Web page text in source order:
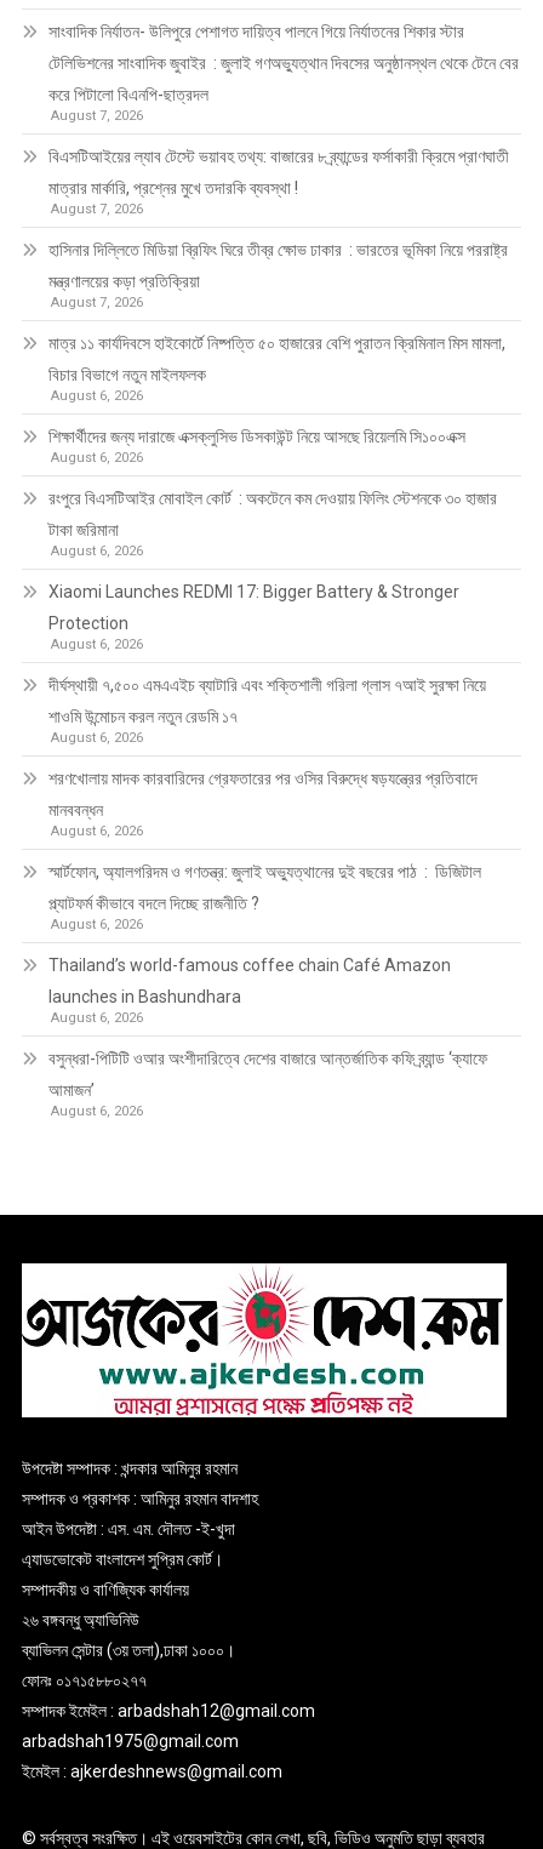
সাংবাদিক নির্যাতন- উলিপুরে পেশাগত দায়িত্ব পালনে গিয়ে নির্যাতনের শিকার স্টার
টেলিভিশনের সাংবাদিক জুবাইর : জুলাই গণঅভ্যুত্থান দিবসের অনুষ্ঠানস্থল থেকে টেনে বের
করে পিটালো বিএনপি-ছাত্রদল
August 7, 2026
বিএসটিআইয়ের ল্যাব টেস্টে ভয়াবহ তথ্য: বাজারের ৮ ব্র্যান্ডের ফর্সাকারী ক্রিমে প্রাণঘাতী
মাত্রার মার্কারি, প্রশ্নের মুখে তদারকি ব্যবস্থা !
August 7, 2026
হাসিনার দিল্লিতে মিডিয়া ব্রিফিং ঘিরে তীব্র ক্ষোভ ঢাকার : ভারতের ভূমিকা নিয়ে পররাষ্ট্র
মন্ত্রণালয়ের কড়া প্রতিক্রিয়া
August 7, 2026
মাত্র ১১ কার্যদিবসে হাইকোর্টে নিষ্পত্তি ৫০ হাজারের বেশি পুরাতন ক্রিমিনাল মিস মামলা,
বিচার বিভাগে নতুন মাইলফলক
August 6, 2026
শিক্ষার্থীদের জন্য দারাজে এক্সক্লুসিভ ডিসকাউন্ট নিয়ে আসছে রিয়েলমি সি১০০এক্স
August 6, 2026
রংপুরে বিএসটিআইর মোবাইল কোর্ট : অকটেনে কম দেওয়ায় ফিলিং স্টেশনকে ৩০ হাজার
টাকা জরিমানা
August 6, 2026
Xiaomi Launches REDMI 17: Bigger Battery & Stronger
Protection
August 6, 2026
দীর্ঘস্থায়ী ৭,৫০০ এমএএইচ ব্যাটারি এবং শক্তিশালী গরিলা গ্লাস ৭আই সুরক্ষা নিয়ে
শাওমি উন্মোচন করল নতুন রেডমি ১৭
August 6, 2026
শরণখোলায় মাদক কারবারিদের গ্রেফতারের পর ওসির বিরুদ্ধে ষড়যন্ত্রের প্রতিবাদে
মানববন্ধন
August 6, 2026
স্মার্টফোন, অ্যালগরিদম ও গণতন্ত্র: জুলাই অভ্যুত্থানের দুই বছরের পাঠ : ডিজিটাল
প্ল্যাটফর্ম কীভাবে বদলে দিচ্ছে রাজনীতি ?
August 6, 2026
Thailand’s world-famous coffee chain Café Amazon
launches in Bashundhara
August 6, 2026
বসুন্ধরা-পিটিটি ওআর অংশীদারিত্বে দেশের বাজারে আন্তর্জাতিক কফি ব্র্যান্ড ‘ক্যাফে
আমাজন’
August 6, 2026
উপদেষ্টা সম্পাদক : খন্দকার আমিনুর রহমান
সম্পাদক ও প্রকাশক : আমিনুর রহমান বাদশাহ
আইন উপদেষ্টা : এস. এম. দৌলত -ই-খুদা
এ্যাডভোকেট বাংলাদেশ সুপ্রিম কোর্ট।
সম্পাদকীয় ও বাণিজ্যিক কার্যালয়
২৬ বঙ্গবন্ধু অ্যাভিনিউ
ব্যাভিলন সেন্টার (৩য় তলা),ঢাকা ১০০০।
ফোনঃ ০১৭১৫৮৮০২৭৭
সম্পাদক ইমেইল : arbadshah12@gmail.com
arbadshah1975@gmail.com
ইমেইল : ajkerdeshnews@gmail.com
© সর্বস্বত্ব সংরক্ষিত। এই ওয়েবসাইটের কোন লেখা, ছবি, ভিডিও অনুমতি ছাড়া ব্যবহার